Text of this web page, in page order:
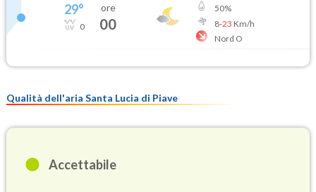
29°
0
ore
00
50%
8-23 Km/h
Nord O
Qualità dell'aria Santa Lucia di Piave
Accettabile